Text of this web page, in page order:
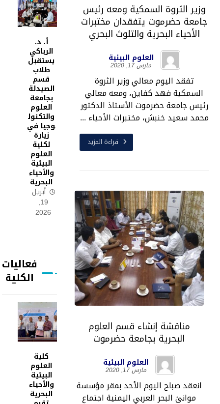
وزير الثروة السمكية ومعه رئيس
جامعة حضرموت يتفقدان مختبرات
الأحياء البحرية والتلوث البحري
العلوم البيئية
مارس 17, 2020
تفقد اليوم معالي وزير الثروة
السمكية فهد كفاين، ومعه معالي
رئيس جامعة حضرموت الأستاذ الدكتور
محمد سعيد خنبش، مختبرات الأحياء ...
قراءة المزيد
مناقشة إنشاء قسم العلوم
البحرية بجامعة حضرموت
العلوم البيئية
مارس 17, 2020
انعقد صباح اليوم الأحد بمقر مؤسسة
موانئ البحر العربي اليمنية اجتماع
أ. د.
الرباكي
يستقبل
طلاب
قسم
الصيدلة
بجامعة
العلوم
والتكنول
وجيا في
زيارة
لكلية
العلوم
البيئية
والأحياء
البحرية
أبريل
19,
2026
فعاليات
الكلية
كلية
العلوم
البيئية
والأحياء
البحرية